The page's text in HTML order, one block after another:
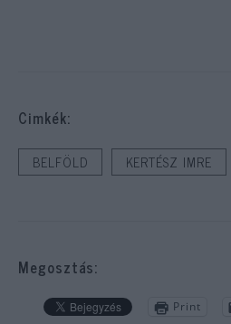
Cimkék:
BELFÖLD KERTÉSZ IMRE
Megosztás:
Print